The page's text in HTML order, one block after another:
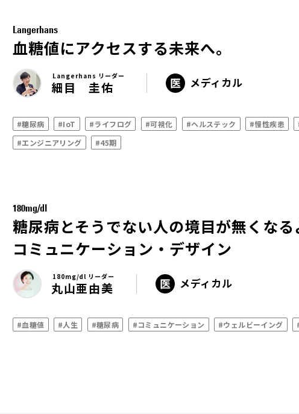
Langerhans
血糖値にアクセスする未来へ。
Langerhans リーダー
細目 圭佑 メディカル
#糖尿病 #IoT #ライフログ #可視化 #ヘルステック #慢性疾患
#エンジニアリング
#45期
180mg/dl
糖尿病とそうでない人の境目が無くなる
コミュニケーション・デザイン
180mg/dl リーダー
丸山亜由美 メディカル
#血糖値 #人生 #糖尿病 #コミュニケーション #ウェルビーイング